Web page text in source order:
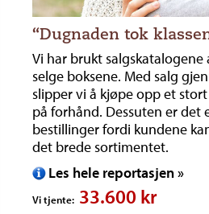
“Dugnaden tok
Vi har brukt salgskatalogene
selge boksene. Med salg
slipper vi å kjøpe opp et
på forhånd. Dessuten er det
bestillinger fordi kundene
det brede sortimentet.
Les hele reportasjen »
Vi tjente: 33.600 kr